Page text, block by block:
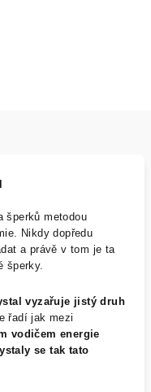
šperků metodou
Nikdy dopředu
a právě v tom je ta
šperky.
vyzařuje jistý druh
řadí jak mezi
vodičem energie
se tak tato